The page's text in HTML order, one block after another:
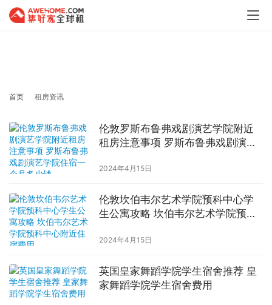
首页 租房资讯
伦敦罗斯布鲁弗戏剧演艺学院附近
租房注意事项 罗斯布鲁弗戏剧演艺
2024年4月15日
伦敦坎伯韦尔艺术学院预科中心学
生公寓攻略 坎伯韦尔艺术学院预科
2024年4月15日
英国皇家舞蹈学院学生宿舍推荐 皇
家舞蹈学院学生宿舍费用